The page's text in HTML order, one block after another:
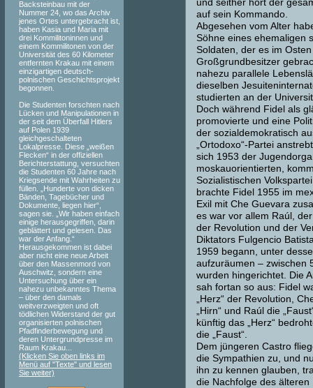
Backsteinbau mit der
Nummer 24, wo das Archiv
jenes Ortes untergebracht ist,
haben Kasia und Maria mit
drei Kommilitoninnen und
einem Kommilitonen von der
Universität des 60 Kilometer
entfernten Krakau mit einem
einzigartigen deutsch-
polnischen Geschichtsprojekt
begonnen.
Die Studenten forschten nach
Lücken und Manipulationen in
der seit dem Überfall Hitlers
auf Polen 1939
gleichgeschalteten
Lokalpresse. Diese „weißen
Flecken“ in der offiziellen
Berichterstattung, versuchten
die Studenten 60 Jahre nach
Kriegsende mit Wahrheiten zu
füllen. „Hunderte von dicken
Bänden, Tagebücher und
Dokumente, liegen hier“,
sagen sie. „Wir haben einfach
einige herausgegriffen, darin
geblättert und gelesen. Das
war der Anfang.“
Herausgekommen ist dabei
aber nicht eine neue Arbeit
über den Massenmord von
Auschwitz, sondern eine
Untersuchung über ein
nahezu unbekanntes Thema
– über den damals
weitverzweigten und oft
tödlichen Widerstand der gut
organisierten polnischen
Pfadfinderbewegung und
deren Untergrundpresse im
Raum Krakau...
(Klicken Sie oben links im
Menü auf "Texte" und lesen
Sie weiter)
und seither hört der
auf sein Kommando.
Abgesehen vom Alter
Söhne eines ehemaligen
Soldaten, der es im
Großgrundbesitzer
nahezu parallele
dieselben
studierten an der
Doch während Fidel als
promovierte und eine
der sozialdemokratisch
„Ortodoxo“-Partei
sich 1953 der
moskauorientierten,
Sozialistischen
brachte Fidel 1955 im
Exil mit Che Guevara
es war vor allem Raúl,
der Revolution und der
Diktators Fulgencio
1959 begann, unter
aufzuräumen – zwischen
wurden hingerichtet. Die
sah fortan so aus: Fidel
„Herz“ der Revolution,
„Hirn“ und Raúl die
künftig das „Herz“
die „Faust“.
Dem jüngeren Castro
die Sympathien zu, und
ihn zu kennen glauben,
die Nachfolge des älteren